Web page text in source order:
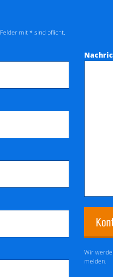
Felder mit * sind pflicht.
Wir
melden.